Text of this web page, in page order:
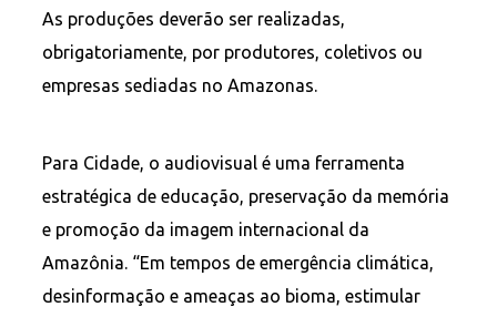
As produções deverão ser realizadas,
obrigatoriamente, por produtores, coletivos ou
empresas sediadas no Amazonas.
Para Cidade, o audiovisual é uma ferramenta
estratégica de educação, preservação da memória
e promoção da imagem internacional da
Amazônia. “Em tempos de emergência climática,
desinformação e ameaças ao bioma, estimular